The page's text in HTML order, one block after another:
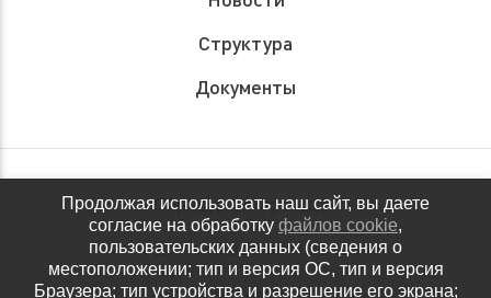
Структура
Документы
Обращения граждан
Антидопинговое обеспечение
Контакты
Продолжая использовать наш сайт, вы даете
согласие на обработку файлов cookie,
пользовательских данных (сведения о
местоположении; тип и версия ОС, тип и версия
Браузера; тип устройства и разрешение его экрана;